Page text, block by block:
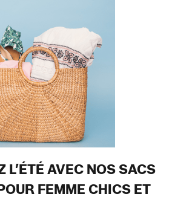
L’ÉTÉ AVEC NOS SACS
FEMME CHICS ET